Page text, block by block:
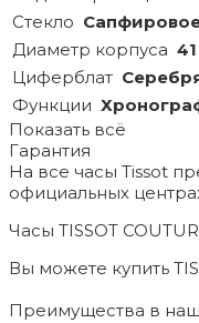
Стекло
Диаметр корпуса
Циферблат
Функции
Показать всё
Гарантия
На все часы Tissot
официальных
Часы TISSOT
Вы можете купить
Преимущества в